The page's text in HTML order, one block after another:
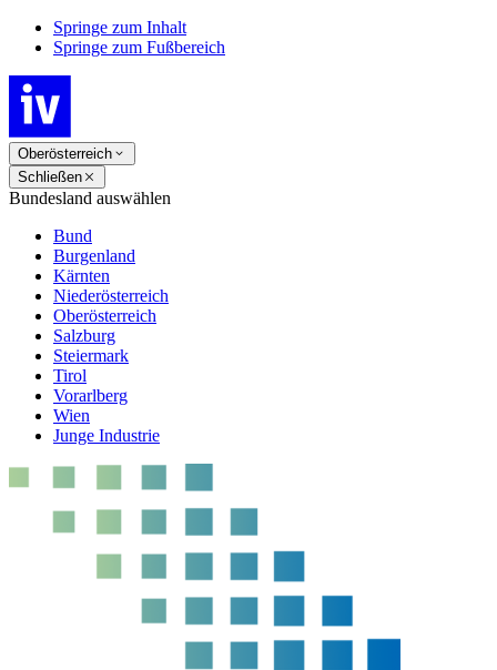
Springe zum Inhalt
Springe zum Fußbereich
Oberösterreich
Schließen
Bundesland auswählen
Bund
Burgenland
Kärnten
Niederösterreich
Oberösterreich
Salzburg
Steiermark
Tirol
Vorarlberg
Wien
Junge Industrie